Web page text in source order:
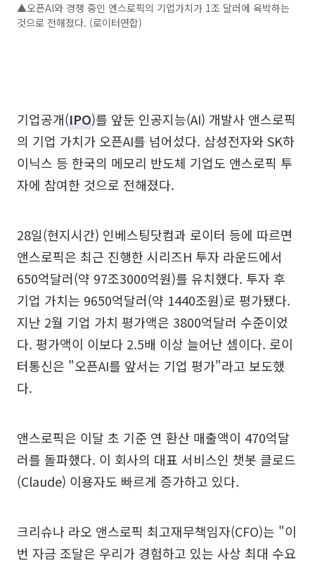
▲오픈AI와 경쟁 중인 엔스로픽의 기업가치가 1조 달러에 육박하는
것으로 전해졌다. (로이터연합)
기업공개(IPO)를 앞둔 인공지능(AI) 개발사 앤스로픽
의 기업 가치가 오픈AI를 넘어섰다. 삼성전자와 SK하
이닉스 등 한국의 메모리 반도체 기업도 앤스로픽 투
자에 참여한 것으로 전해졌다.
28일(현지시간) 인베스팅닷컴과 로이터 등에 따르면
앤스로픽은 최근 진행한 시리즈H 투자 라운드에서
650억달러(약 97조3000억원)를 유치했다. 투자 후
기업 가치는 9650억달러(약 1440조원)로 평가됐다.
지난 2월 기업 가치 평가액은 3800억달러 수준이었
다. 평가액이 이보다 2.5배 이상 늘어난 셈이다. 로이
터통신은 "오픈AI를 앞서는 기업 평가"라고 보도했
다.
앤스로픽은 이달 초 기준 연 환산 매출액이 470억달
러를 돌파했다. 이 회사의 대표 서비스인 챗봇 클로드
(Claude) 이용자도 빠르게 증가하고 있다.
크리슈나 라오 앤스로픽 최고재무책임자(CFO)는 "이
번 자금 조달은 우리가 경험하고 있는 사상 최대 수요